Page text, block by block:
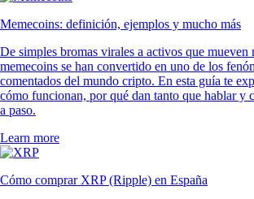
Memecoins: definición, ejemplos y mucho más
De simples bromas virales a activos que mueven
memecoins se han convertido en uno de los
comentados del mundo cripto. En esta guía te
cómo funcionan, por qué dan tanto que hablar y
a paso.
Learn more
Cómo comprar XRP (Ripple) en España